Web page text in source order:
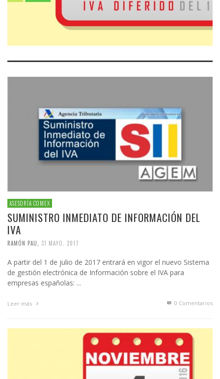
ASESORÍA COMEX
SUMINISTRO INMEDIATO DE INFORMACIÓN DEL
IVA
RAMÓN PAU 31 MAYO, 2017
A partir del 1 de julio de 2017 entrará en vigor el nuevo Sistema
de gestión electrónica de Información sobre el IVA para
empresas españolas: ...
Leer más 0 Comentarios